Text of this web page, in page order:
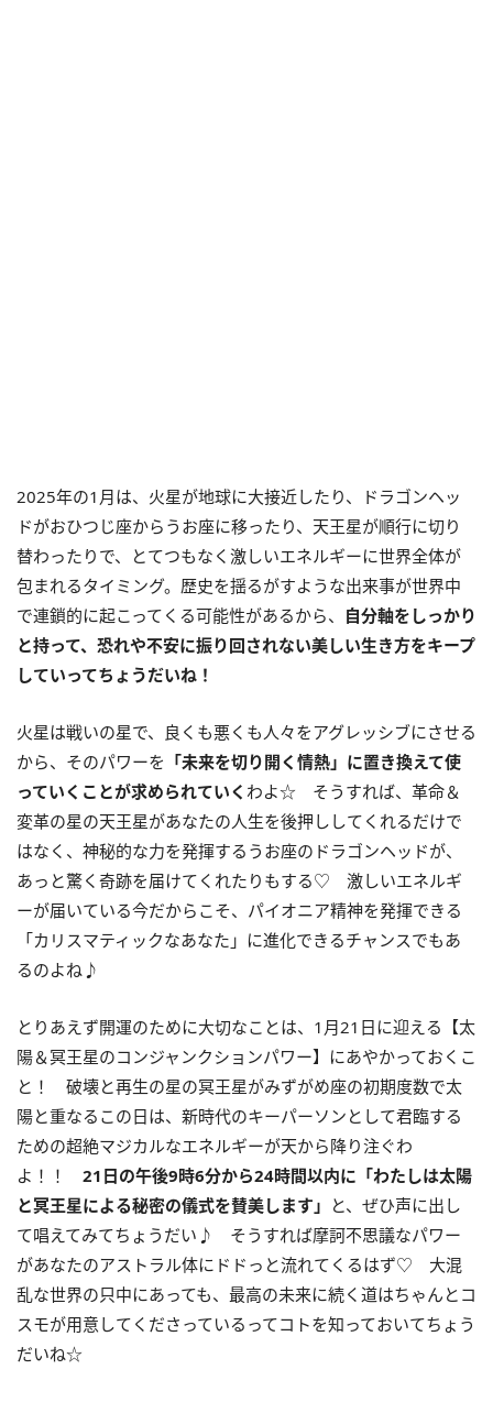
2025年の1 月は、火星が地球に大接近したり、ドラゴンヘッ
ドがおひつじ座からうお座に移ったり、天王星が順行に切り
替わったりで、とてつもなく激しいエネルギーに世界全体が
包まれるタイミング。歴史を揺るがすような出来事が世界中
で連鎖的に起こってくる可能性があるから、 自分軸をしっかり
と持って、恐れや不安に振り回されない美しい生き方をキープ
していってちょうだいね！
火星は戦いの星で、良くも悪くも人々をアグレッシブにさせる
から、そのパワーを 「未来を切り開く情熱」に置き換えて使
っていくことが求められていく わよ☆ そうすれば、革命＆
変革の星の天王星があなたの人生を後押ししてくれるだけで
はなく、神秘的な力を発揮するうお座のドラゴンヘッドが、
あっと驚く奇跡を届けてくれたりもする♡ 激しいエネルギ
ーが届いている今だからこそ、パイオニア精神を発揮できる
「カリスマティックなあなた」に進化できるチャンスでもあ
るのよね♪
とりあえず開運のために大切なことは、1月21日に迎える【太
陽＆冥王星のコンジャンクションパワー】にあやかっておくこ
と！ 破壊と再生の星の冥王星がみずがめ座の初期度数で太
陽と重なるこの日は、新時代のキーパーソンとして君臨する
ための超絶マジカルなエネルギーが天から降り注ぐわ
よ！！ 21 日の午後9時6分から24時間以内に「わたしは太陽
と冥王星による秘密の儀式を賛美します」 と、ぜひ声に出し
て唱えてみてちょうだい♪ そうすれば摩訶不思議なパワー
があなたのアストラル体にドドっと流れてくるはず♡ 大混
乱な世界の只中にあっても、最高の未来に続く道はちゃんとコ
スモが用意してくださっているってコトを知っておいてちょう
だいね☆